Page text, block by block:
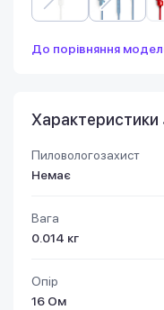
До порівняння
Характеристики
Пиловологозахист
Немає
Вага
0.014 кг
Опір
16 Ом